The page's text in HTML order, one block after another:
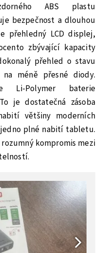
ABS plastu
bezpečnost a dlouhou
přehledný LCD displej,
zbývající kapacity
přehled o stavu
méně přesné diody.
Li-Polymer baterie
je dostatečná zásoba
většiny moderních
plné nabití tabletu.
kompromis mezi